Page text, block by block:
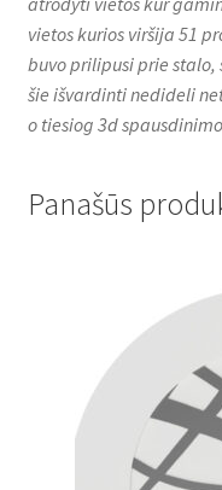
vietos kurios viršija 51
buvo prilipusi prie stalo,
šie išvardinti nedideli
o tiesiog 3d
Panašūs